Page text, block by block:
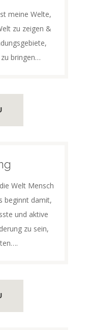
meine Welte,
zu zeigen &
bringen…
Welt Mensch
beginnt damit,
und aktive
zu sein,